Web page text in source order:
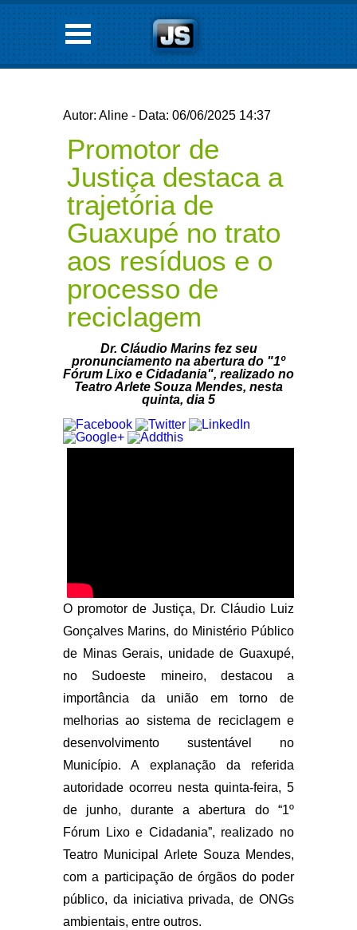
Autor: Aline - Data: 06/06/2025 14:37
Promotor de
Justiça destaca a
trajetória de
Guaxupé no trato
aos resíduos e o
processo de
reciclagem
Dr. Cláudio Marins fez seu
pronunciamento na abertura do "1º
Fórum Lixo e Cidadania", realizado no
Teatro Arlete Souza Mendes, nesta
quinta, dia 5
O promotor de Justiça, Dr. Cláudio Luiz
Gonçalves Marins, do Ministério Público
de Minas Gerais, unidade de Guaxupé,
no Sudoeste mineiro, destacou a
importância da união em torno de
melhorias ao sistema de reciclagem e
desenvolvimento sustentável no
Município. A explanação da referida
autoridade ocorreu nesta quinta-feira, 5
de junho, durante a abertura do “1º
Fórum Lixo e Cidadania”, realizado no
Teatro Municipal Arlete Souza Mendes,
com a participação de órgãos do poder
público, da iniciativa privada, de ONGs
ambientais, entre outros.